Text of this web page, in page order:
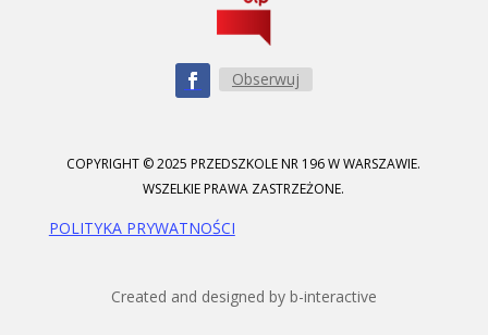
Obserwuj
COPYRIGHT © 2025 PRZEDSZKOLE NR 196 W WARSZAWIE.
WSZELKIE PRAWA ZASTRZEŻONE.
POLITYKA PRYWATNOŚCI
Created and designed by b-interactive